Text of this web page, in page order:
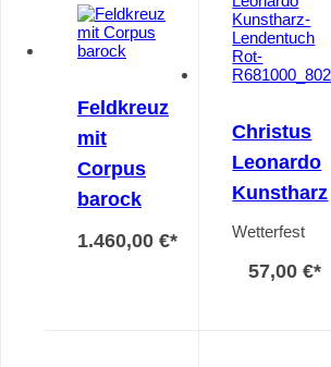
Feldkreuz
mit
Corpus
barock
1.460,00 €*
Christus
Leonardo
Kunstharz
Wetterfest
57,00 €*